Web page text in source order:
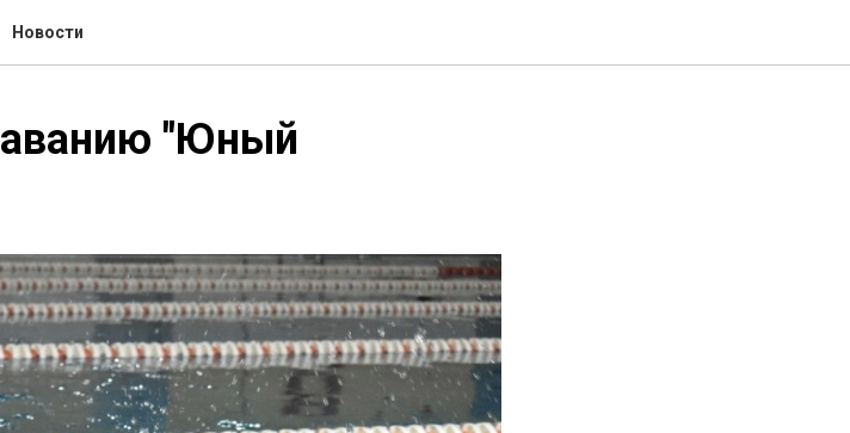
Новости
"Юный